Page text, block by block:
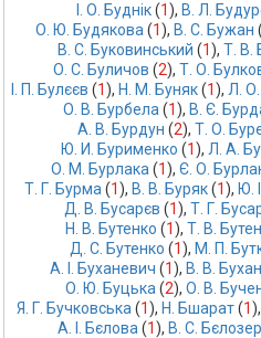
І. О. Буднік (1), В. Л.
О. Ю. Будякова (1), В. С. Бужан (
В. С. Буковинський (1), Т. В.
О. С. Буличов (2), Т. О.
І. П. Булєєв (1), Н. М. Буняк (1), Л.
О. В. Бурбела (1), В. Є.
А. В. Бурдун (2), Т. О.
Ю. И. Бурименко (1), Л. А.
О. М. Бурлака (1), Є. О.
Т. Г. Бурма (1), В. В. Буряк (1), Ю.
Д. В. Бусарєв (1), Т. Г.
Н. В. Бутенко (1), Т. В.
Д. С. Бутенко (1), М. П.
А. І. Буханевич (1), В. В.
О. Ю. Буцька (2), О. В.
Я. Г. Бучковська (1), Н. Бшарат (1),
А. І. Бєлова (1), В. С.